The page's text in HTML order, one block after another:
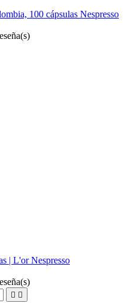
100 cápsulas Nespresso
| L'or Nespresso
 